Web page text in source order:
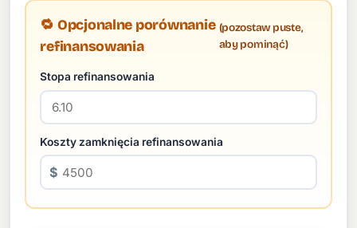
🔁 Opcjonalne porównanie
refinansowania
(pozostaw puste,
aby pominąć)
Stopa refinansowania
Koszty zamknięcia refinansowania
$